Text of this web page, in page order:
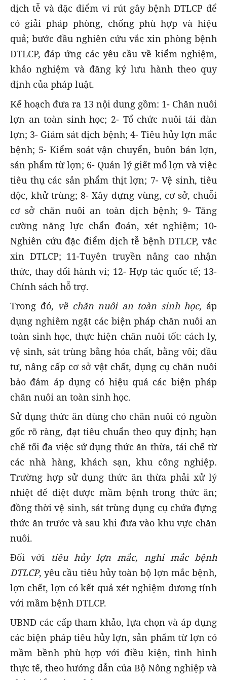
dịch tễ và đặc điểm vi rút gây bệnh DTLCP để
có giải pháp phòng, chống phù hợp và hiệu
quả; bước đầu nghiên cứu vắc xin phòng bệnh
DTLCP, đáp ứng các yêu cầu về kiểm nghiệm,
khảo nghiệm và đăng ký lưu hành theo quy
định của pháp luật.
Kế hoạch đưa ra 13 nội dung gồm: 1- Chăn nuôi
lợn an toàn sinh học; 2- Tổ chức nuôi tái đàn
lợn; 3- Giám sát dịch bệnh; 4- Tiêu hủy lợn mắc
bệnh; 5- Kiểm soát vận chuyển, buôn bán lợn,
sản phẩm từ lợn; 6- Quản lý giết mổ lợn và việc
tiêu thụ các sản phẩm thịt lợn; 7- Vệ sinh, tiêu
độc, khử trùng; 8- Xây dựng vùng, cơ sở, chuỗi
cơ sở chăn nuôi an toàn dịch bệnh; 9- Tăng
cường năng lực chẩn đoán, xét nghiệm; 10-
Nghiên cứu đặc điểm dịch tễ bệnh DTLCP, vắc
xin DTLCP; 11-Tuyên truyền nâng cao nhận
thức, thay đổi hành vi; 12- Hợp tác quốc tế; 13-
Chính sách hỗ trợ.
Trong đó, về chăn nuôi an toàn sinh học, áp
dụng nghiêm ngặt các biện pháp chăn nuôi an
toàn sinh học, thực hiện chăn nuôi tốt: cách ly,
vệ sinh, sát trùng bằng hóa chất, bằng vôi; đầu
tư, nâng cấp cơ sở vật chất, dụng cụ chăn nuôi
bảo đảm áp dụng có hiệu quả các biện pháp
chăn nuôi an toàn sinh học.
Sử dụng thức ăn dùng cho chăn nuôi có nguồn
gốc rõ ràng, đạt tiêu chuẩn theo quy định; hạn
chế tối đa việc sử dụng thức ăn thừa, tái chế từ
các nhà hàng, khách sạn, khu công nghiệp.
Trường hợp sử dụng thức ăn thừa phải xử lý
nhiệt để diệt được mầm bệnh trong thức ăn;
đồng thời vệ sinh, sát trùng dụng cụ chứa đựng
thức ăn trước và sau khi đưa vào khu vực chăn
nuôi.
Đối với
tiêu hủy lợn mắc, nghi mắc bệnh
DTLCP, yêu cầu tiêu hủy toàn bộ lợn mắc bệnh,
lợn chết, lợn có kết quả xét nghiệm dương tính
với mầm bệnh DTLCP.
UBND các cấp tham khảo, lựa chọn và áp dụng
các biện pháp tiêu hủy lợn, sản phẩm từ lợn có
mầm bềnh phù hợp với điều kiện, tình hình
thực tế, theo hướng dẫn của Bộ Nông nghiệp và